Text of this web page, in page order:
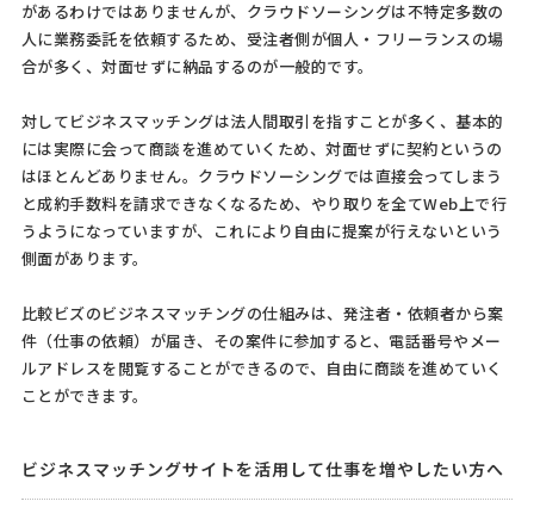
があるわけではありませんが、クラウドソーシングは不特定多数の
人に業務委託を依頼するため、受注者側が個人・フリーランスの場
合が多く、対面せずに納品するのが一般的です。
対してビジネスマッチングは法人間取引を指すことが多く、基本的
には実際に会って商談を進めていくため、対面せずに契約というの
はほとんどありません。クラウドソーシングでは直接会ってしまう
と成約手数料を請求できなくなるため、やり取りを全てWeb上で行
うようになっていますが、これにより自由に提案が行えないという
側面があります。
比較ビズのビジネスマッチングの仕組みは、発注者・依頼者から案
件（仕事の依頼）が届き、その案件に参加すると、電話番号やメー
ルアドレスを閲覧することができるので、自由に商談を進めていく
ことができます。
ビジネスマッチングサイトを活用して仕事を増やしたい方へ